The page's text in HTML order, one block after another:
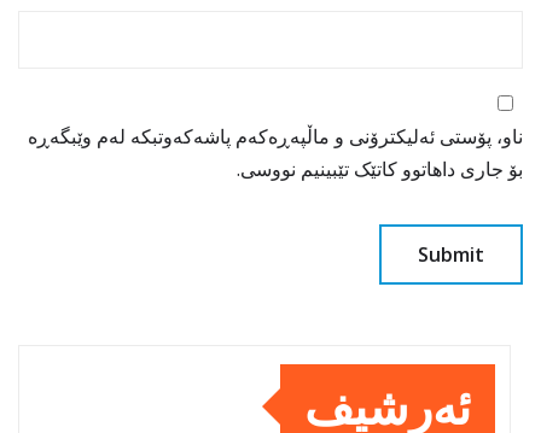
ناو، پۆستی ئەلیکترۆنی و ماڵپەڕەکەم پاشەکەوتبکە لەم وێبگەڕە
بۆ جاری داهاتوو کاتێک تێبینیم نووسی.
ئەرشیف